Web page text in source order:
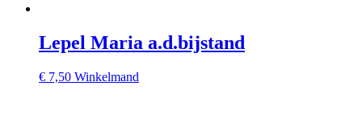
Lepel Maria a.d.bijstand
€ 7,50 Winkelmand